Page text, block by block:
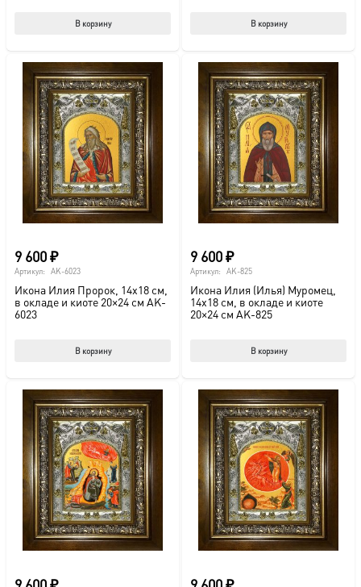
В корзину В корзину
9 600₽
Артикул: AK-6023
Икона Илия Пророк, 14х18 см,
в окладе и киоте 20×24 см AK-
6023
В корзину
9 600₽
Артикул: AK-825
Икона Илия (Илья) Муромец,
14х18 см, в окладе и киоте
20×24 см AK-825
В корзину